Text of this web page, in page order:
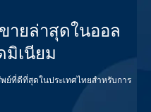
ายล่าสุดในออล
เนียม
ย์ที่ดีที่สุดในประเทศไทยสำหรับการ